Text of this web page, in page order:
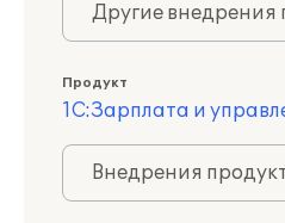
Другие внедрения
Продукт
1С:Зарплата и
Внедрения